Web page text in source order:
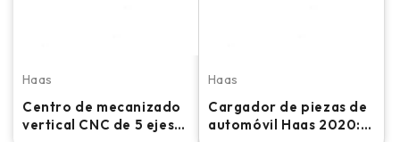
Haas
Centro de mecanizado
vertical CNC de 5 ejes
Haas
Cargador de piezas de
automóvil Haas 2020: